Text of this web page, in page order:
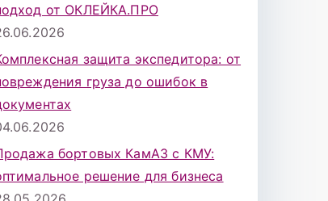
от ОКЛЕЙКА.ПРО
защита экспедитора: от
груза до ошибок в
бортовых КамАЗ с КМУ:
решение для бизнеса